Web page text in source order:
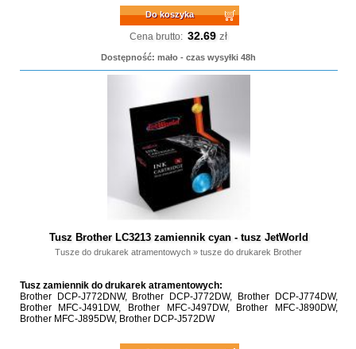
Do koszyka
Cena brutto: 32.69 zł
Dostępność: mało - czas wysyłki 48h
Tusz Brother LC3213 zamiennik cyan - tusz JetWorld
Tusze do drukarek atramentowych »tusze do drukarek Brother
Tusz zamiennik do drukarek atramentowych:
Brother DCP-J772DNW, Brother DCP-J772DW, Brother DCP-J774DW,
Brother MFC-J491DW, Brother MFC-J497DW, Brother MFC-J890DW,
Brother MFC-J895DW, Brother DCP-J572DW